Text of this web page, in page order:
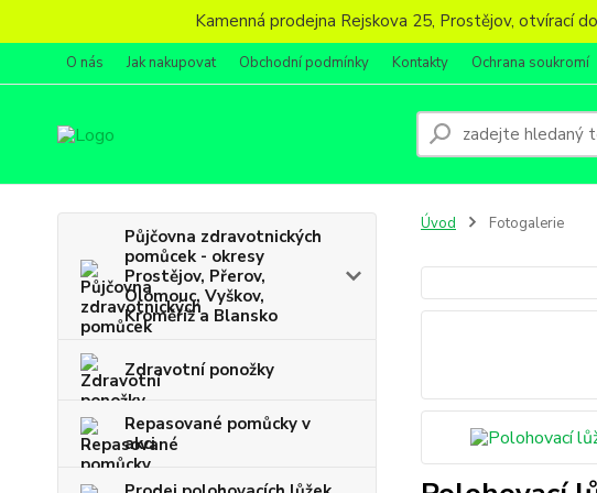
Kamenná prodejna Rejskova 25, Prostějov, otvírací
O nás Jak nakupovat Obchodní podmínky Kontakty Ochrana soukromí
Půjčovna zdravotnických
pomůcek - okresy
Prostějov, Přerov,
Olomouc, Vyškov,
Kroměříž a Blansko
Zdravotní ponožky
Repasované pomůcky v
akci
Úvod Fotogalerie